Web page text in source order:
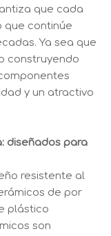
que cada
que continúe
Ya sea que
construyendo
y un atractivo
diseñados para
resistente al
de por
plástico
son